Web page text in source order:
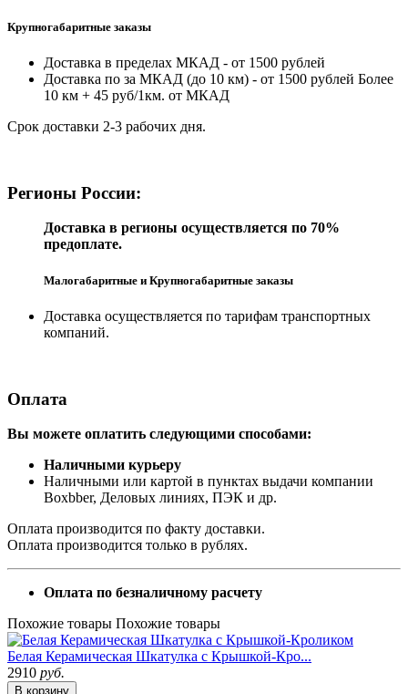
Крупногабаритные заказы
Доставка в пределах МКАД - от 1500 рублей
Доставка по за МКАД (до 10 км) - от 1500 рублей Более
10 км + 45 руб/1км. от МКАД
Срок доставки 2-3 рабочих дня.
Регионы России:
Доставка в регионы осуществляется по 70%
предоплате.
Малогабаритные и Крупногабаритные заказы
Доставка осуществляется по тарифам транспортных
компаний.
Оплата
Вы можете оплатить следующими способами:
Наличными курьеру
Наличными или картой в пунктах выдачи компании
Boxbber, Деловых линиях, ПЭК и др.
Оплата производится по факту доставки.
Оплата производится только в рублях.
Оплата по безналичному расчету
Похожие товары Похожие товары
Белая Керамическая Шкатулка с Крышкой-Кро...
2910 руб.
В корзину